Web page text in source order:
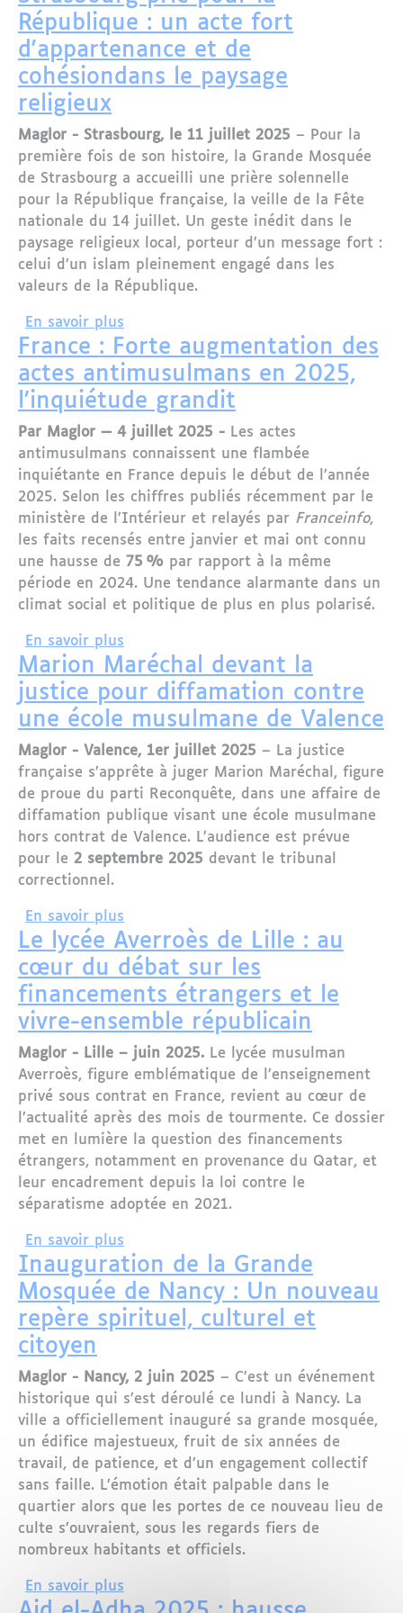
République : un acte fort
d'appartenance et de
cohésiondans le paysage
religieux
Maglor - Strasbourg, le 11 juillet 2025 – Pour la
première fois de son histoire, la Grande Mosquée
de Strasbourg a accueilli une prière solennelle
pour la République française, la veille de la Fête
nationale du 14 juillet. Un geste inédit dans le
paysage religieux local, porteur d’un message fort :
celui d’un islam pleinement engagé dans les
valeurs de la République.
En savoir plus
France : Forte augmentation des
actes antimusulmans en 2025,
l’inquiétude grandit
Par Maglor — 4 juillet 2025 - Les actes
antimusulmans connaissent une flambée
inquiétante en France depuis le début de l’année
2025. Selon les chiffres publiés récemment par le
ministère de l’Intérieur et relayés par Franceinfo,
les faits recensés entre janvier et mai ont connu
une hausse de 75 % par rapport à la même
période en 2024. Une tendance alarmante dans un
climat social et politique de plus en plus polarisé.
En savoir plus
Marion Maréchal devant la
justice pour diffamation contre
une école musulmane de Valence
Maglor - Valence, 1er juillet 2025 – La justice
française s’apprête à juger Marion Maréchal, figure
de proue du parti Reconquête, dans une affaire de
diffamation publique visant une école musulmane
hors contrat de Valence. L’audience est prévue
pour le 2 septembre 2025 devant le tribunal
correctionnel.
En savoir plus
Le lycée Averroès de Lille : au
cœur du débat sur les
financements étrangers et le
vivre-ensemble républicain
Maglor - Lille – juin 2025. Le lycée musulman
Averroès, figure emblématique de l’enseignement
privé sous contrat en France, revient au cœur de
l’actualité après des mois de tourmente. Ce dossier
met en lumière la question des financements
étrangers, notamment en provenance du Qatar, et
leur encadrement depuis la loi contre le
séparatisme adoptée en 2021.
En savoir plus
Inauguration de la Grande
Mosquée de Nancy : Un nouveau
repère spirituel, culturel et
citoyen
Maglor - Nancy, 2 juin 2025 – C’est un événement
historique qui s’est déroulé ce lundi à Nancy. La
ville a officiellement inauguré sa grande mosquée,
un édifice majestueux, fruit de six années de
travail, de patience, et d’un engagement collectif
sans faille. L’émotion était palpable dans le
quartier alors que les portes de ce nouveau lieu de
culte s’ouvraient, sous les regards fiers de
nombreux habitants et officiels.
En savoir plus